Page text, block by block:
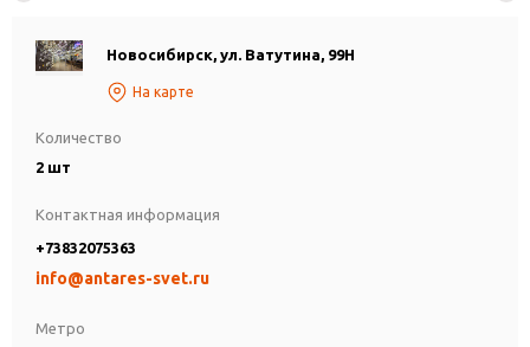
Новосибирск, ул. Ватутина, 99Н
На карте
Количество
2 шт
Метро
Контактная информация
+73832075363
info@antares-svet.ru